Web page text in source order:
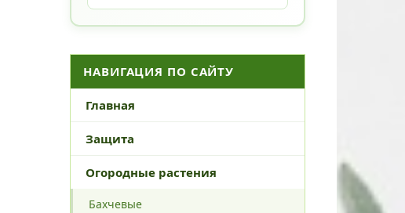
НАВИГАЦИЯ ПО САЙТУ
Главная
Защита
Огородные растения
Бахчевые